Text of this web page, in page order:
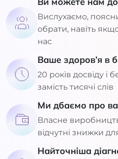
Вислухаємо,
обрати, навіть
нас
Ваше здоров’я в
20 років досвіду і
замість тисячі слів
Ми дбаємо про
Власне
відчутні знижки
Найточніша